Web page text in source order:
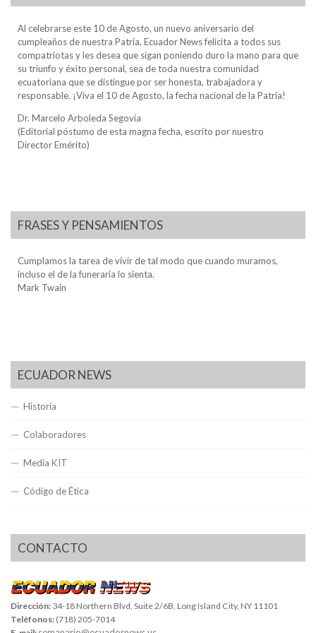
Al celebrarse este 10 de Agosto, un nuevo aniversario del
cumpleaños de nuestra Patria, Ecuador News felicita a todos sus
compatriotas y les desea que sigan poniendo duro la mano para que
su triunfo y éxito personal, sea de toda nuestra comunidad
ecuatoriana que se distingue por ser honesta, trabajadora y
responsable. ¡Viva el 10 de Agosto, la fecha nacional de la Patria!
Dr. Marcelo Arboleda Segovia
(Editorial póstumo de esta magna fecha, escrito por nuestro
Director Emérito)
FRASES Y PENSAMIENTOS
Cumplamos la tarea de vivir de tal modo que cuando muramos,
incluso el de la funeraria lo sienta.
Mark Twain
ECUADOR NEWS
Historia
Colaboradores
Media KIT
Código de Ética
CONTACTO
Dirección: 34-18 Northern Blvd, Suite 2/6B, Long Island City, NY 11101
Teléfonos: (718) 205-7014